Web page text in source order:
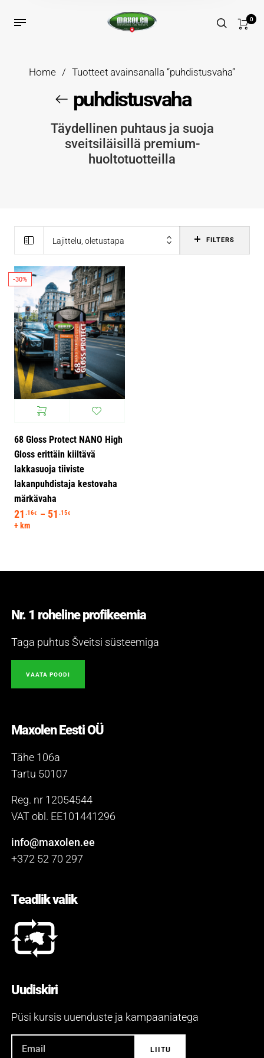
0
Home / Tuotteet avainsanalla “puhdistusvaha”
puhdistusvaha
Täydellinen puhtaus ja suoja
sveitsiläisillä premium-
huoltotuotteilla
Lajittelu, oletustapa FILTERS
-30%
68 Gloss Protect NANO High
Gloss erittäin kiiltävä
lakkasuoja tiiviste
lakanpuhdistaja kestovaha
märkävaha
21 .16€ – 51 .15€
+ km
Nr. 1 roheline profikeemia
Taga puhtus Šveitsi süsteemiga
VAATA POODI
Maxolen Eesti OÜ
Tähe 106a
Tartu 50107
Reg. nr 12054544
VAT obl. EE101441296
info@maxolen.ee
+372 52 70 297
Teadlik valik
Uudiskiri
Püsi kursis uuenduste ja kampaaniatega